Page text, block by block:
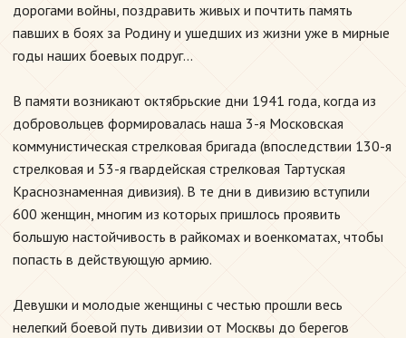
дорогами войны, поздравить живых и почтить память
павших в боях за Родину и ушедших из жизни уже в мирные
годы наших боевых подруг...
В памяти возникают октябрьские дни 1941 года, когда из
добровольцев формировалась наша 3-я Московская
коммунистическая стрелковая бригада (впоследствии 130-я
стрелковая и 53-я гвардейская стрелковая Тартуская
Краснознаменная дивизия). В те дни в дивизию вступили
600 женщин, многим из которых пришлось проявить
большую настойчивость в райкомах и военкоматах, чтобы
попасть в действующую армию.
Девушки и молодые женщины с честью прошли весь
нелегкий боевой путь дивизии от Москвы до берегов